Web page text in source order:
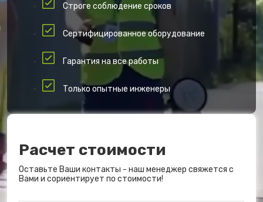
Строге соблюдение сроков
Сертифицированное оборудование
Гарантия на все работы
Только опытные инженеры
Расчет стоимости
Оставьте Ваши контакты - наш менеджер свяжется с
Вами и сориентирует по стоимости!